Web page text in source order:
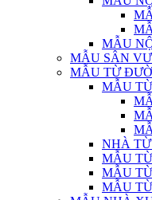
MẪU
MẪU SÂN
MẪU TỪ
MẪU
NHÀ
MẪU
MẪU
MẪU